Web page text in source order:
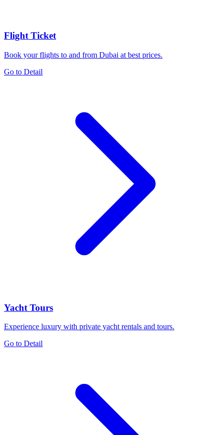
Flight Ticket
Book your flights to and from Dubai at best prices.
Go to Detail
Yacht Tours
Experience luxury with private yacht rentals and tours.
Go to Detail